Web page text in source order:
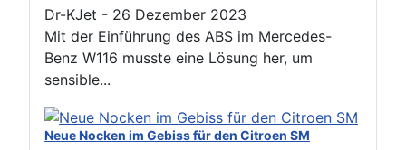
Dr-KJet - 26 Dezember 2023
Mit der Einführung des ABS im Mercedes-
Benz W116 musste eine Lösung her, um
sensible...
Neue Nocken im Gebiss für den Citroen SM